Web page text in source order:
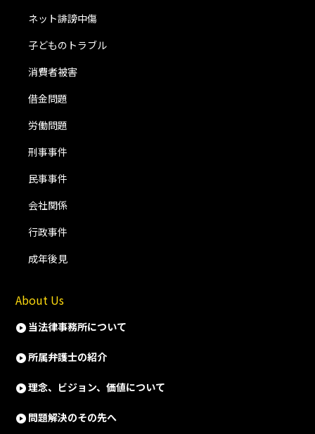
ネット誹謗中傷
子どものトラブル
消費者被害
借金問題
労働問題
刑事事件
民事事件
会社関係
行政事件
成年後見
About Us
当法律事務所について
所属弁護士の紹介
理念、ビジョン、価値について
問題解決のその先へ